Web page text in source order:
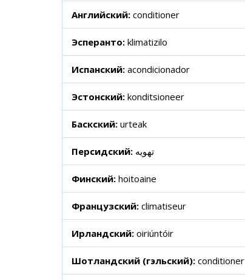
Английский: conditioner
Эсперанто: klimatizilo
Испанский: acondicionador
Эстонский: konditsioneer
Баскский: urteak
Персидский: تهویه
Финский: hoitoaine
Французский: climatiseur
Ирландский: oiriúntóir
Шотландский (гэльский): conditioner